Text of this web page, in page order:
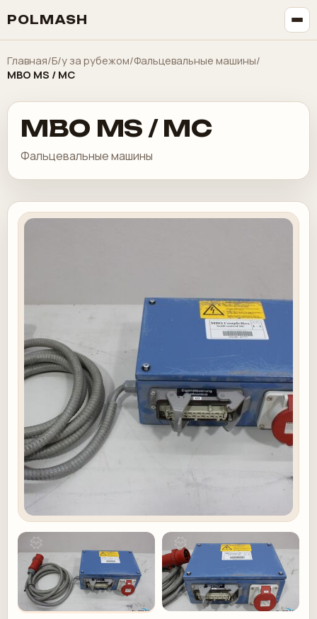
POLMASH
Главная/Б/у за рубежом/Фальцевальные машины/
MBO MS / MC
MBO MS / MC
Фальцевальные машины